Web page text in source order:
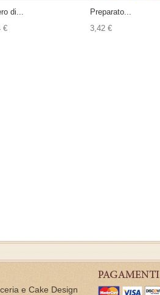
di...
€
Preparato...
3,42 €
e Cake Design